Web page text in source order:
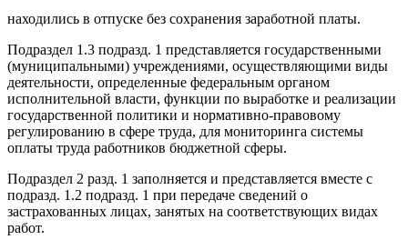
находились в отпуске без сохранения заработной платы.
Подраздел 1.3 подразд. 1 представляется государственными
(муниципальными) учреждениями, осуществляющими виды
деятельности, определенные федеральным органом
исполнительной власти, функции по выработке и реализации
государственной политики и нормативно-правовому
регулированию в сфере труда, для мониторинга системы
оплаты труда работников бюджетной сферы.
Подраздел 2 разд. 1 заполняется и представляется вместе с
подразд. 1.2 подразд. 1 при передаче сведений о
застрахованных лицах, занятых на соответствующих видах
работ.